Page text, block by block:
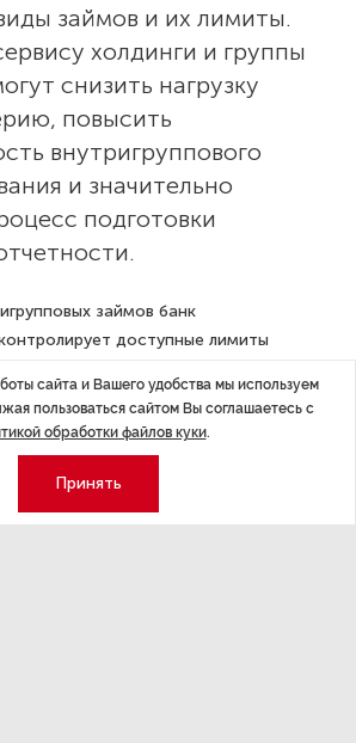
займов и их лимиты.
холдинги и группы
снизить нагрузку
повысить
внутригруппового
и значительно
подготовки
займов банк
доступные лимиты
возобновляемым. Учет договоров
как от главной компании
и наоборот. Кроме того, при
в платежном поручении
номер договора займа,
сайта и Вашего удобства мы используем
пользоваться сайтом Вы соглашаетесь с
обработки файлов куки.
Принять